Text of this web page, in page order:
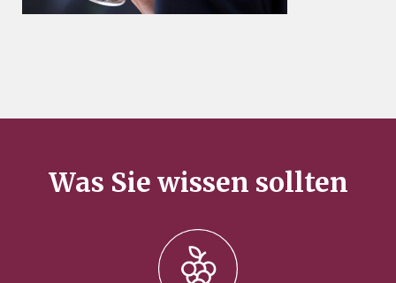
Was Sie wissen sollten